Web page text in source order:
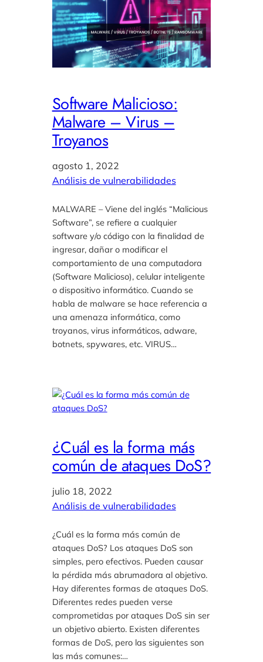
Software Malicioso:
Malware – Virus –
Troyanos
agosto 1, 2022
Análisis de vulnerabilidades
MALWARE – Viene del inglés “Malicious
Software”, se refiere a cualquier
software y/o código con la finalidad de
ingresar, dañar o modificar el
comportamiento de una computadora
(Software Malicioso), celular inteligente
o dispositivo informático. Cuando se
habla de malware se hace referencia a
una amenaza informática, como
troyanos, virus informáticos, adware,
botnets, spywares, etc. VIRUS…
¿Cuál es la forma más
común de ataques DoS?
julio 18, 2022
Análisis de vulnerabilidades
¿Cuál es la forma más común de
ataques DoS? Los ataques DoS son
simples, pero efectivos. Pueden causar
la pérdida más abrumadora al objetivo.
Hay diferentes formas de ataques DoS.
Diferentes redes pueden verse
comprometidas por ataques DoS sin ser
un objetivo abierto. Existen diferentes
formas de DoS, pero las siguientes son
las más comunes:…